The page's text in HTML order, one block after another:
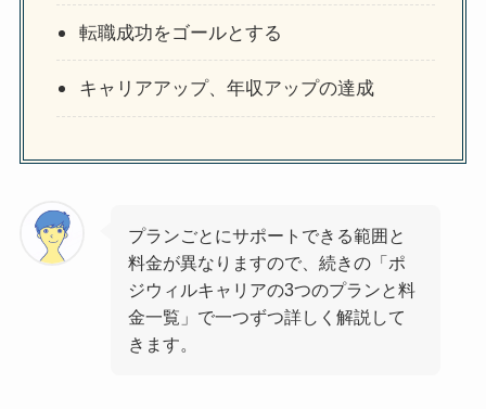
転職成功をゴールとする
キャリアアップ、年収アップの達成
プランごとにサポートできる範囲と
料金が異なりますので、続きの「ポ
ジウィルキャリアの3つのプランと料
金一覧」で一つずつ詳しく解説して
きます。